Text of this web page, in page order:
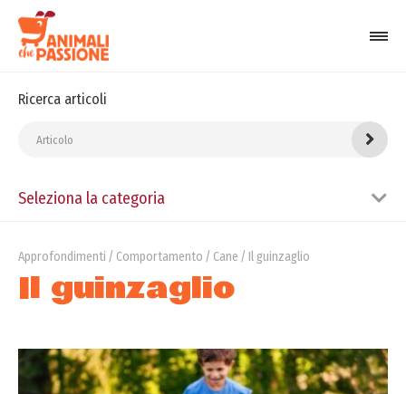
Ricerca articoli
Seleziona la categoria
Approfondimenti Comportamento Cane Il guinzaglio
Il guinzaglio